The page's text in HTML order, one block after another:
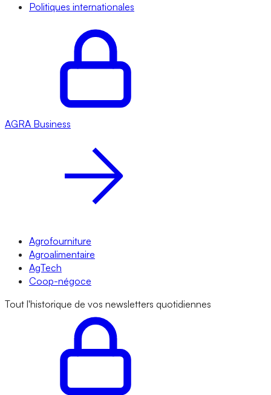
Politiques internationales
AGRA Business
Agrofourniture
Agroalimentaire
AgTech
Coop-négoce
Tout l'historique de vos newsletters quotidiennes